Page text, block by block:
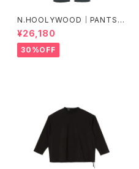
N.HOOLYWOOD｜PANTS｜
2251-PT23-005 peg
¥26,180
30%OFF